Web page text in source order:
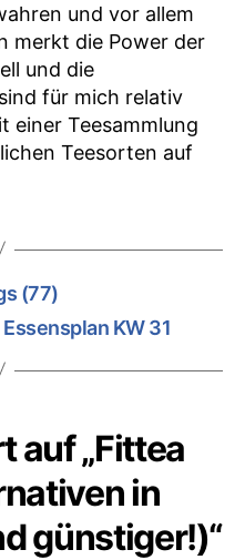
und vor allem
merkt die Power der
und die
für mich relativ
einer Teesammlung
Teesorten auf
(77)
KW 31
auf „Fittea
in
günstiger!)“